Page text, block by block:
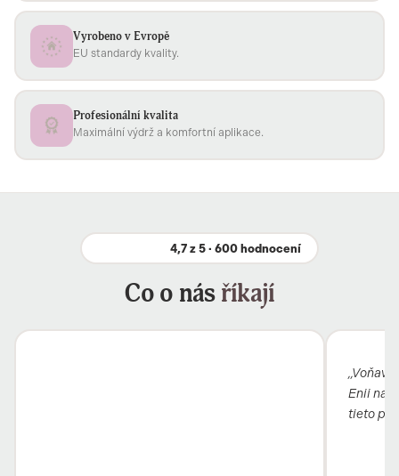
Vyrobeno v Evropě
EU standardy kvality.
Profesionální kvalita
Maximální výdrž a komfortní aplikace.
4,7 z 5 · 600 hodnocení
Co o násříkají
Enii
tieto